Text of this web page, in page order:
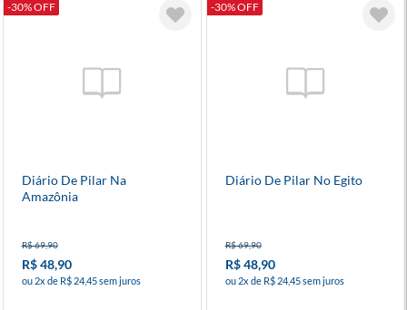
-30% OFF
Diário De Pilar Na
Amazônia
R$ 69,90
R$ 48,90
ou 2x de R$ 24,45 sem juros
-30% OFF
Diário De Pilar No Egito
R$ 69,90
R$ 48,90
ou 2x de R$ 24,45 sem juros